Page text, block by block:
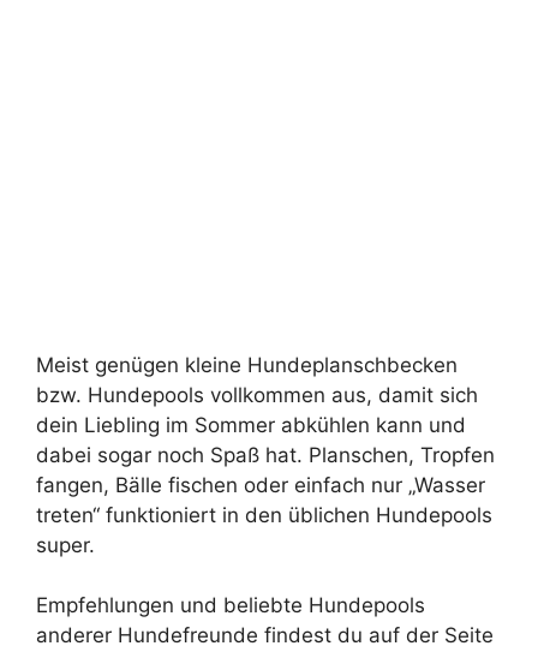
Meist genügen kleine Hundeplanschbecken
bzw. Hundepools vollkommen aus, damit sich
dein Liebling im Sommer abkühlen kann und
dabei sogar noch Spaß hat. Planschen, Tropfen
fangen, Bälle fischen oder einfach nur „Wasser
treten“ funktioniert in den üblichen Hundepools
super.
Empfehlungen und beliebte Hundepools
anderer Hundefreunde findest du auf der Seite